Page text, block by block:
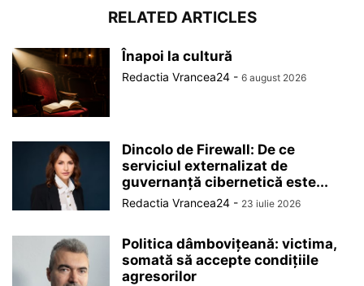
RELATED ARTICLES
Înapoi la cultură
Redactia Vrancea24 - 6 august 2026
Dincolo de Firewall: De ce
serviciul externalizat de
guvernanță cibernetică este...
Redactia Vrancea24 - 23 iulie 2026
Politica dâmbovițeană: victima,
somată să accepte condițiile
agresorilor